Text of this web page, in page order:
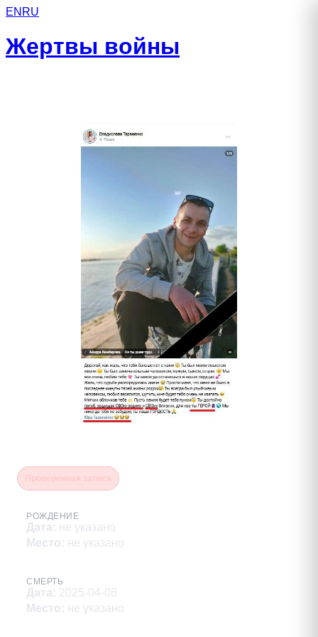
EN RU
Жертвы войны
РОЖДЕНИЕ
Дата: не указано
Место: не указано
СМЕРТЬ
Дата: 2025-04-08
Место: не указано